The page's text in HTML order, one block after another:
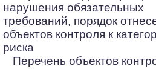
нарушения обязательных
требований, порядок
объектов контроля к
риска
Перечень объектов